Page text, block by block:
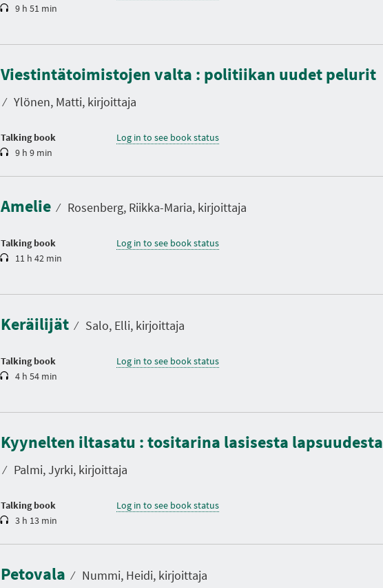
9 h 51 min
Viestintätoimistojen valta : politiikan uudet pelurit
⁄ Ylönen, Matti, kirjoittaja
Talking book
D
r
a
t
i
n
9 h 9 min
Log in to see book status
Amelie ⁄ Rosenberg, Riikka-Maria, kirjoittaja
Talking book
D
r
t
i
n
11 h 42 min
Log in to see book status
Keräilijät ⁄ Salo, Elli, kirjoittaja
Talking book
r
t
i
n
4 h 54 min
Log in to see book status
Kyynelten iltasatu : tositarina lasisesta lapsuudesta
⁄ Palmi, Jyrki, kirjoittaja
Talking book
D
r
a
t
i
n
3 h 13 min
Log in to see book status
Petovala ⁄ Nummi, Heidi, kirjoittaja
D
r
t
i